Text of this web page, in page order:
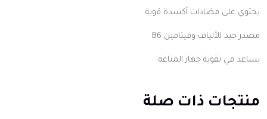
ﻳﺤﺘﻮي ﻋﻠﻰ ﻣﻀﺎدات أﻛﺴﺪة ﻗﻮﻳﺔ
ﻣﺼﺪر ﺟﻴﺪ ﻟلأﻟﻴﺎف وﻓﻴﺘﺎﻣﻴﻦ B6
ﻳﺴﺎﻋﺪ ﻓﻲ ﺗﻘﻮﻳﺔ ﺟﻬﺎز اﻟﻤﻨﺎﻋﺔ
منتجات ذات صلة